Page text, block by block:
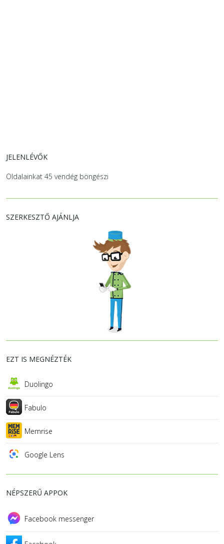
JELENLÉVŐK
Oldalainkat 45 vendég böngészi
SZERKESZTŐ AJÁNLJA
EZT IS MEGNÉZTÉK
Duolingo
Fabulo
Memrise
Google Lens
NÉPSZERŰ APPOK
Facebook messenger